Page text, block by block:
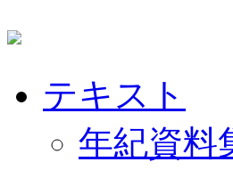
テキスト
年紀資料